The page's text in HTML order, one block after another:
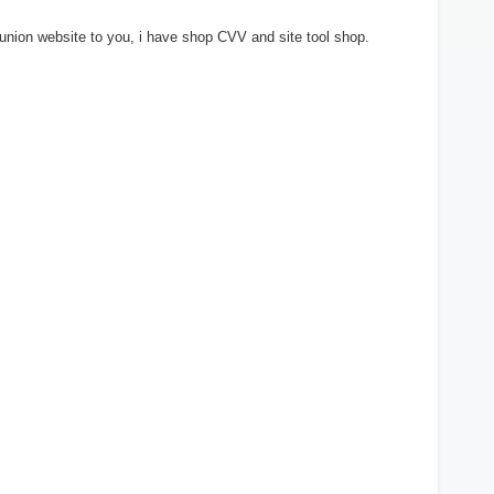
website to you, i have shop CVV and site tool shop.